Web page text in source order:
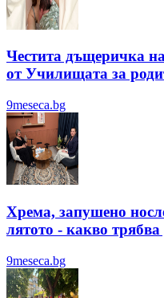
Честита дъщеричка
от Училищата за
9meseca.bg
Хрема, запушено
лятотo - какво трябва
9meseca.bg